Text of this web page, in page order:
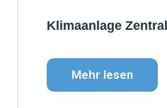
Klimaanlage
Mehr lesen